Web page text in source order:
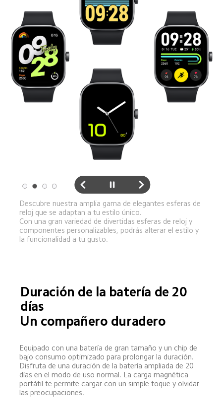
Descubre nuestra amplia gama de elegantes esferas de
reloj que se adaptan a tu estilo único.
Con una gran variedad de divertidas esferas de reloj y
componentes personalizables, podrás alterar el estilo y
la funcionalidad a tu gusto.
Duración de la batería de 20
días
Un compañero duradero
Equipado con una batería de gran tamaño y un chip de
bajo consumo optimizado para prolongar la duración.
Disfruta de una duración de la batería ampliada de 20
días en el modo de uso normal. La carga magnética
portátil te permite cargar con un simple toque y olvidar
las preocupaciones.